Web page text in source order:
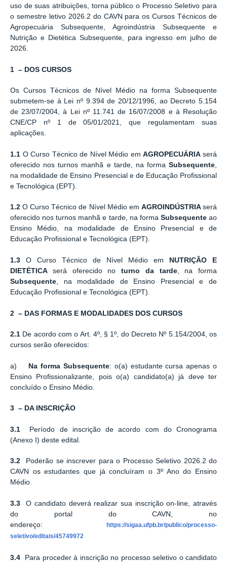
uso de suas atribuições, torna público o Processo Seletivo para
o semestre letivo 2026.2 do CAVN para os Cursos Técnicos de
Agropecuária Subsequente, Agroindústria Subsequente e
Nutrição e Dietética Subsequente, para ingresso em julho de
2026.
1 – DOS CURSOS
Os Cursos Técnicos de Nível Médio na forma Subsequente
submetem-se à Lei nº 9.394 de 20/12/1996, ao Decreto 5.154
de 23/07/2004, à Lei nº 11.741 de 16/07/2008 e à Resolução
CNE/CP nº 1 de 05/01/2021, que regulamentam suas
aplicações.
1.1 O Curso Técnico de Nível Médio emAGROPECUÁRIAserá
oferecido nos turnos manhã e tarde, na forma Subsequente
na modalidade de Ensino Presencial e de Educação Profissional
e Tecnológica (EPT).
1.2O Curso Técnico de Nível Médio em AGROINDÚSTRIAserá
oferecido nos turnos manhã e tarde, na forma Subsequenteao
Ensino Médio, na modalidade de Ensino Presencial e de
Educação Profissional e Tecnológica (EPT).
1.3 O Curso Técnico de Nível Médio em
NUTRIÇÃO E
DIETÉTICA será oferecido no turno datarde, na forma
Subsequente, na modalidade de Ensino Presencial e de
Educação Profissional e Tecnológica (EPT).
2 – DAS FORMAS E MODALIDADES DOS CURSOS
2.1 De acordo com o Art. 4º, § 1º, do Decreto Nº 5.154/2004, os
cursos serão oferecidos:
a) Na forma Subsequente: o(a) estudante cursa apenas o
Ensino Profissionalizante, pois o(a) candidato(a) já deve ter
concluído o Ensino Médio.
3 – DA INSCRIÇÃO
3.1
Período de inscrição de acordo com do Cronograma
(Anexo I) deste edital.
3.2
Poderão se inscrever para o Processo Seletivo 2026.2 do
CAVN os estudantes que já concluíram o 3º Ano do Ensino
Médio.
3.3O candidato deverá realizar sua inscrição on-line, através
do portal do CAVN, no
endereço:
https://sigaa.ufpb.br/publico/processo-
seletivo/editais/45749972
3.4 Para proceder à inscrição no processo seletivo o candidato